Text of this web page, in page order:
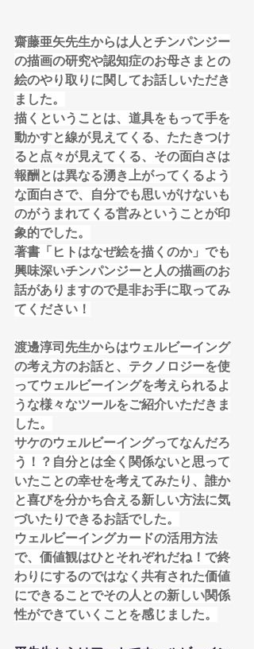
齋藤亜矢先生からは人とチンパンジー
の描画の研究や認知症のお母さまとの
絵のやり取りに関してお話しいただき
ました。
描くということは、道具をもって手を
動かすと線が見えてくる、たたきつけ
ると点々が見えてくる、その面白さは
報酬とは異なる湧き上がってくるよう
な面白さで、自分でも思いがけないも
のがうまれてくる営みということが印
象的でした。
著書「ヒトはなぜ絵を描くのか」でも
興味深いチンパンジーと人の描画のお
話がありますので是非お手に取ってみ
てください！
渡邊淳司先生からはウェルビーイング
の考え方のお話と、テクノロジーを使
ってウェルビーイングを考えられるよ
うな様々なツールをご紹介いただきま
した。
サケのウェルビーイングってなんだろ
う！？自分とは全く関係ないと思って
いたことの幸せを考えてみたり、誰か
と喜びを分かち合える新しい方法に気
づいたりできるお話でした。
ウェルビーイングカードの活用方法
で、価値観はひとそれぞれだね！で終
わりにするのではなく共有された価値
にできることでその人との新しい関係
性ができていくことを感じました。